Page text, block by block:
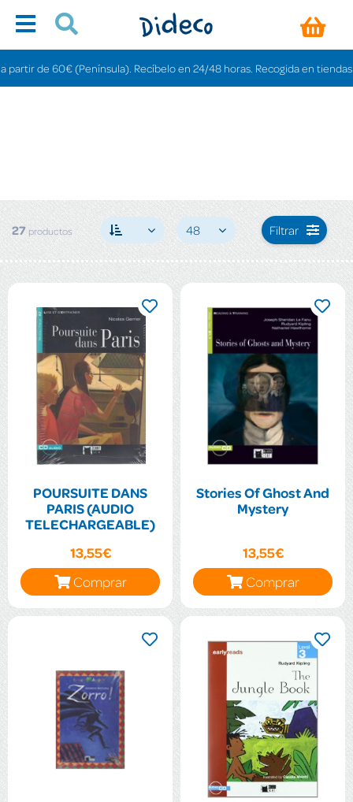
(Península). Recíbelo en 24/48 horas. Recogida en tiendas gratis en 3-
27 productos 48 Filtrar
POURSUITE DANS
PARIS (AUDIO
TELECHARGEABLE)
13,55€
Comprar
Stories Of Ghost And
Mystery
13,55€
Comprar